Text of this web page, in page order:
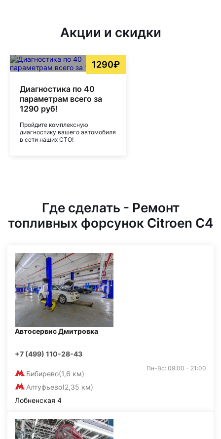
Акции и скидки
1290₽
Диагностика по 40
параметрам всего за
1290 руб!
Пройдите комплексную
диагностику вашего автомобиля
в сети наших СТО!
Где сделать - Ремонт
топливных форсунок Citroen C4
Автосервис Дмитровка
+7 (499) 110-28-43
Бибирево(1,6 км)
Алтуфьево(2,35 км)
Пн-Вс: 09:00 - 21:00
Лобненская 4